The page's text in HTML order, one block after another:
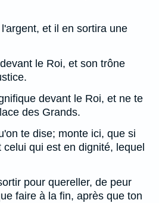
et il en sortira une
le Roi, et son trône
devant le Roi, et ne te
des Grands.
te dise; monte ici, que si
qui est en dignité, lequel
pour quereller, de peur
faire à la fin, après que ton